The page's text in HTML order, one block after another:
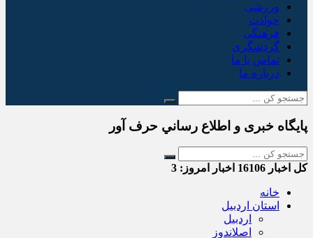
ورزشی
حوادث
فرهنگی
گردشگری
تماس با ما
درباره ما
پایگاه خبری و اطلاع رساني حرف آور
کل اخبار اخبار امروز: 3
خانه
استان اردبیل
اردبیل
اصلاندوز